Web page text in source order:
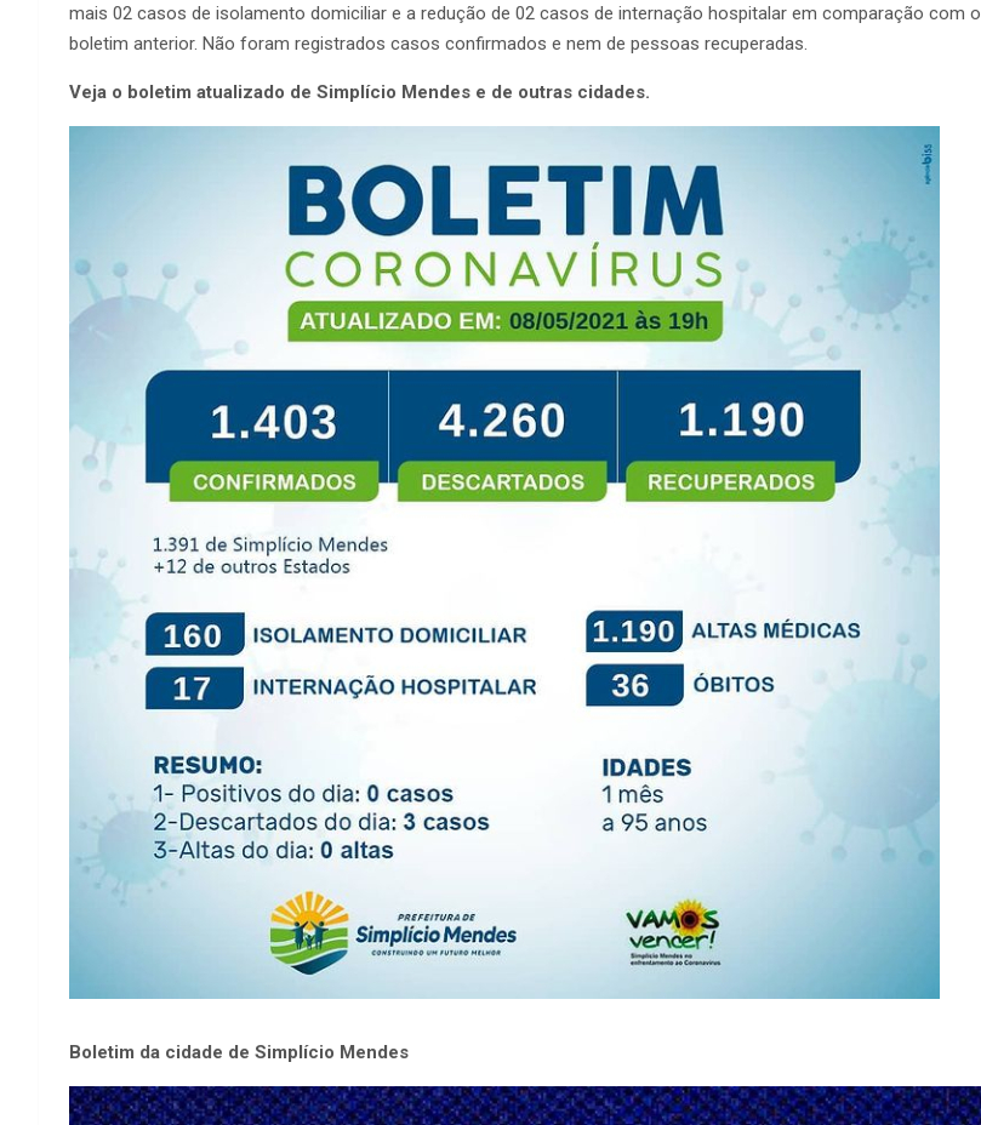
mais 02 casos de isolamento domiciliar e a redução de 02 casos de internação hospitalar em comparação com o
boletim anterior. Não foram registrados casos confirmados e nem de pessoas recuperadas.
Veja o boletim atualizado de Simplício Mendes e de outras cidades.
Boletim da cidade de Simplício Mendes